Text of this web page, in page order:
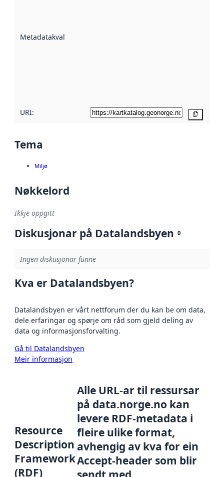
Metadatakvalitet
URI:
Tema
Miljø
Nøkkelord
Ikkje oppgitt
Diskusjonar på Datalandsbyen 0
Ingen diskusjonar funne
Kva er Datalandsbyen?
Datalandsbyen er vårt nettforum der du kan be om data,
dele erfaringar og spørje om råd som gjeld deling av
data og informasjonsforvalting.
Gå til Datalandsbyen
Meir informasjon
Resource
Description
Framework
(RDF)
Alle URL-ar til ressursar
på data.norge.no kan
levere RDF-metadata i
fleire ulike format,
avhengig av kva for ein
Accept-header som blir